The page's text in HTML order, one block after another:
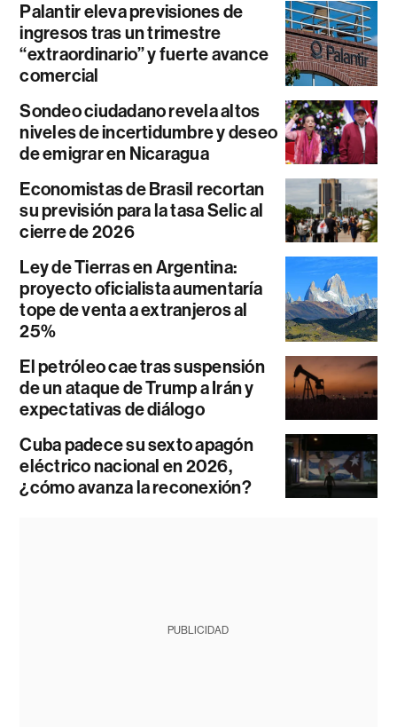
Palantir eleva previsiones de
ingresos tras un trimestre
“extraordinario” y fuerte avance
comercial
Sondeo ciudadano revela altos
niveles de incertidumbre y deseo
de emigrar en Nicaragua
Economistas de Brasil recortan
su previsión para la tasa Selic al
cierre de 2026
Ley de Tierras en Argentina:
proyecto oficialista aumentaría
tope de venta a extranjeros al
25%
El petróleo cae tras suspensión
de un ataque de Trump a Irán y
expectativas de diálogo
Cuba padece su sexto apagón
eléctrico nacional en 2026,
¿cómo avanza la reconexión?
PUBLICIDAD